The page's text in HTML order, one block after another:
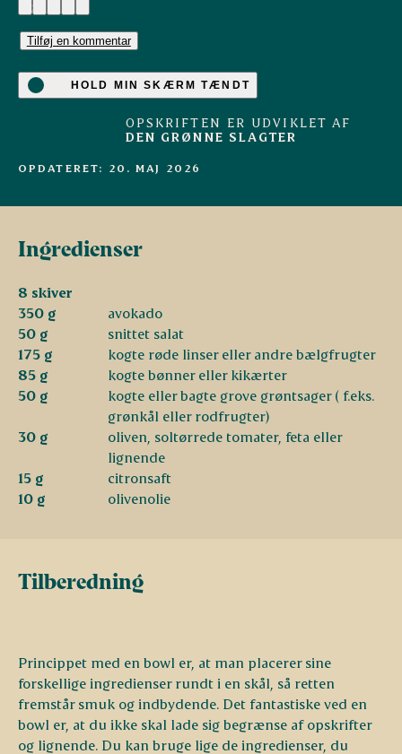
(2)
Tilføj en kommentar
HOLD MIN SKÆRM TÆNDT
OPSKRIFTEN ER UDVIKLET AF
DEN GRØNNE SLAGTER
OPDATERET: 20. MAJ 2026
Ingredienser
8 skiver
350 g
avokado
50 g
snittet salat
175 g
kogte røde linser eller andre bælgfrugter
85 g
kogte bønner eller kikærter
50 g
kogte eller bagte grove grøntsager ( f.eks.
grønkål eller rodfrugter)
30 g
oliven, soltørrede tomater, feta eller
lignende
15 g
citronsaft
10 g
olivenolie
Tilberedning
Princippet med en bowl er, at man placerer sine
forskellige ingredienser rundt i en skål, så retten
fremstår smuk og indbydende. Det fantastiske ved en
bowl er, at du ikke skal lade sig begrænse af opskrifter
og lignende. Du kan bruge lige de ingredienser, du